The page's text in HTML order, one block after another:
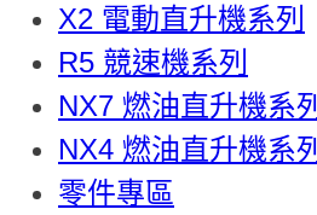
X2 電動直升機系列
R5 競速機系列
NX7 燃油直升機系列
NX4 燃油直升機系列
零件專區